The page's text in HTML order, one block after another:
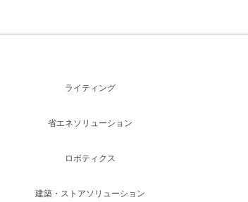
ライティング
省エネソリューション
ロボティクス
建築・ストアソリューション